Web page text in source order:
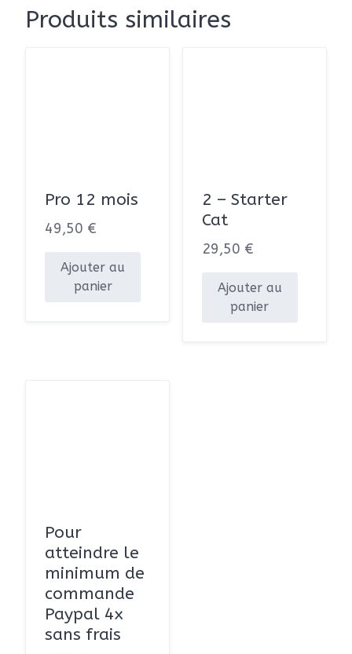
Produits similaires
Pro 12 mois
49,50 €
Ajouter au
panier
2 – Starter
Cat
29,50 €
Ajouter au
panier
Pour
atteindre le
minimum de
commande
Paypal 4x
sans frais